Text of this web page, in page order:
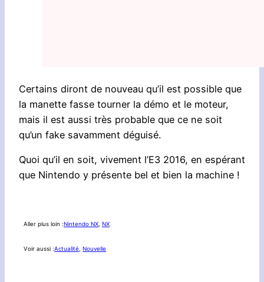
Certains diront de nouveau qu’il est possible que
la manette fasse tourner la démo et le moteur,
mais il est aussi très probable que ce ne soit
qu’un fake savamment déguisé.
Quoi qu’il en soit, vivement l’E3 2016, en espérant
que Nintendo y présente bel et bien la machine !
Aller plus loin :Nintendo NX , NX
Voir aussi :Actualité, Nouvelle